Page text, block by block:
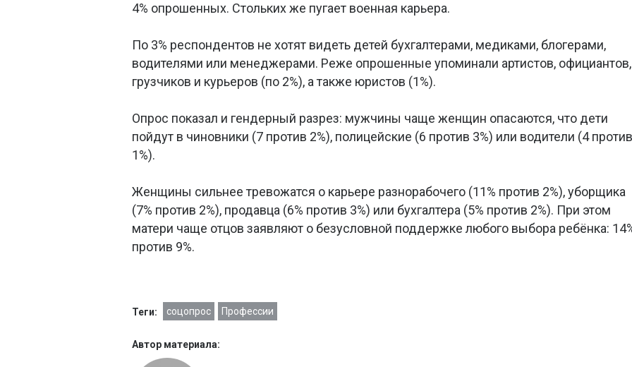
4% опрошенных. Стольких же пугает военная карьера.
По 3% респондентов не хотят видеть детей бухгалтерами, медиками, блогерами,
водителями или менеджерами. Реже опрошенные упоминали артистов, официантов,
грузчиков и курьеров (по 2%), а также юристов (1%).
Опрос показал и гендерный разрез: мужчины чаще женщин опасаются, что дети
пойдут в чиновники (7 против 2%), полицейские (6 против 3%) или водители (4 против
1%).
Женщины сильнее тревожатся о карьере разнорабочего (11% против 2%), уборщика
(7% против 2%), продавца (6% против 3%) или бухгалтера (5% против 2%). При этом
матери чаще отцов заявляют о безусловной поддержке любого выбора ребёнка:
против 9%.
Теги: соцопрос Профессии
Автор материала: